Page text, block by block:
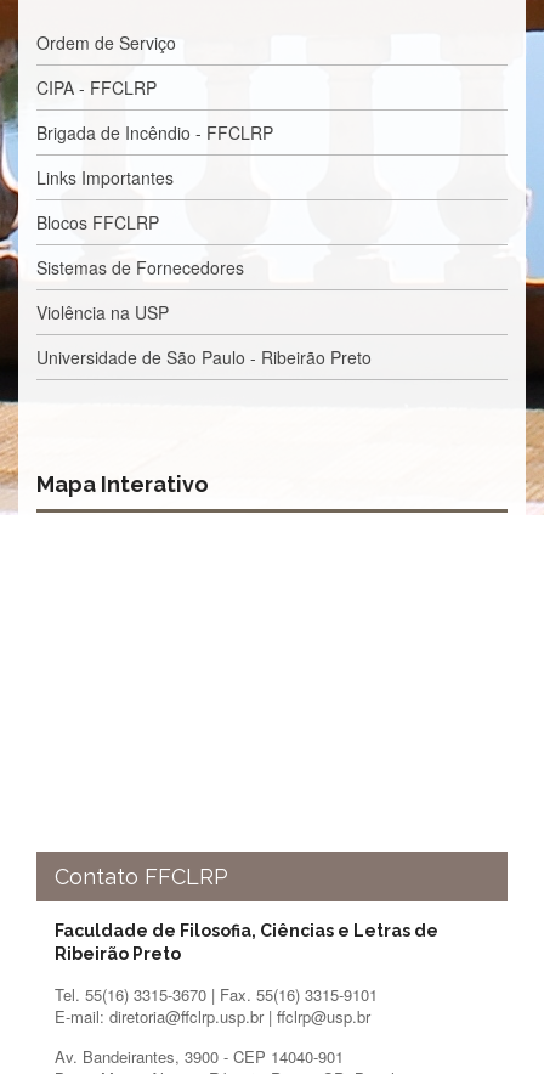
Licitações/Contratações
CONTATO
Ordem de Serviço
CIPA - FFCLRP
Brigada de Incêndio - FFCLRP
Links Importantes
Blocos FFCLRP
Sistemas de Fornecedores
Violência na USP
Universidade de São Paulo - Ribeirão Preto
Mapa Interativo
Contato FFCLRP
Faculdade de Filosofia, Ciências e Letras de
Ribeirão Preto
Tel. 55(16) 3315-3670 | Fax. 55(16) 3315-9101
E-mail: diretoria@ffclrp.usp.br | ffclrp@usp.br
Av. Bandeirantes, 3900 - CEP 14040-901